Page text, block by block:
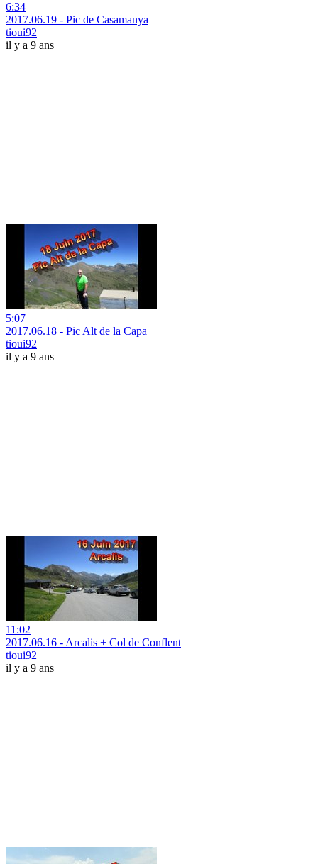
6:34
2017.06.19 - Pic de Casamanya
tioui92
il y a 9 ans
5:07
2017.06.18 - Pic Alt de la Capa
tioui92
il y a 9 ans
11:02
2017.06.16 - Arcalis + Col de Conflent
tioui92
il y a 9 ans